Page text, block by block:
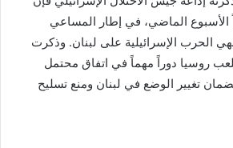
الأسبوع الماضي، في إطار المساعي
الحرب الإسرائيلية على لبنان. وذكرت
روسيا دوراً مهماً في اتفاق محتمل
تغيير الوضع في لبنان ومنع تسليح